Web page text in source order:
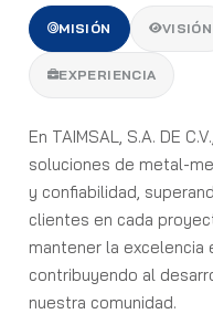
MISIÓN VISIÓN
EXPERIENCIA
En TAIMSAL, S.A. DE
soluciones de metal-
y confiabilidad,
clientes en cada
mantener la
contribuyendo al
nuestra comunidad.